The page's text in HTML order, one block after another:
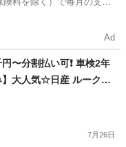
Ad
〜分割払い可❗️ 車検2年
大人気☆日産 ルークス
ビ付き☆走行中DVD見
ライドドア☆ドラレコ
オートエアコン☆純正
7月26日